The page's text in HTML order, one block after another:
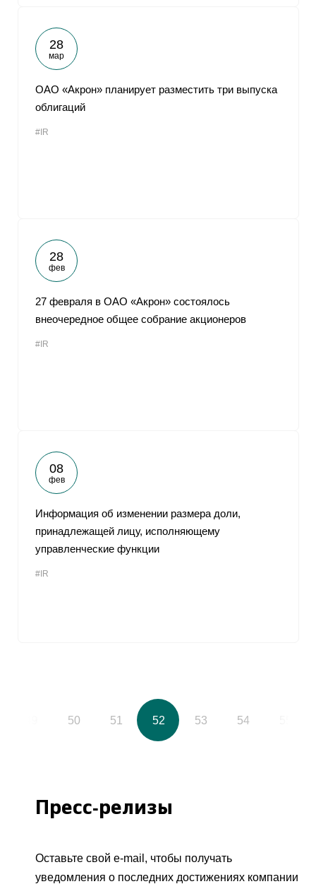
28
мар
ОАО «Акрон» планирует разместить три выпуска
облигаций
#IR
28
фев
27 февраля в ОАО «Акрон» состоялось
внеочередное общее собрание акционеров
#IR
08
фев
Информация об изменении размера доли,
принадлежащей лицу, исполняющему
управленческие функции
#IR
50 51 52 53 54
Пресс-релизы
Оставьте свой e-mail, чтобы получать
уведомления о последних достижениях компании